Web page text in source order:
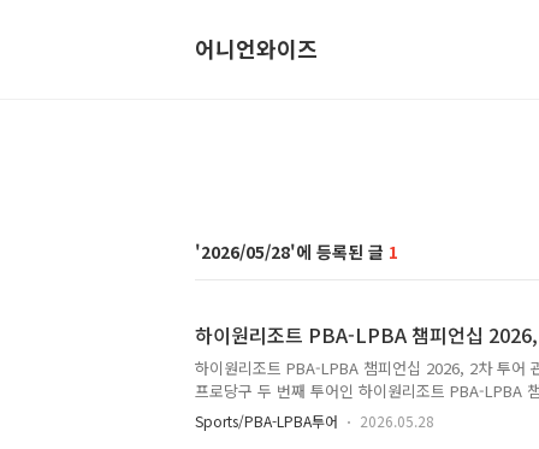
어니언와이즈
2026/05/28 1
하이원리조트 PBA-LPBA 챔피언십
하이원리조트 PBA-LPBA 챔피언십 2026, 2차 투어
프로당구 두 번째 투어인 하이원리조트 PBA-LPBA
원도 정선 하이원리조트에서 열립니다. 개막전이 끝
즌 초반 랭킹 흐름을 잡는 중요한 무대입니다. 특히
Sports/PBA-LPBA투어 2026.05.28